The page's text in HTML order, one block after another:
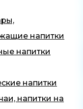
напитки
напитки
напитки
напитки на